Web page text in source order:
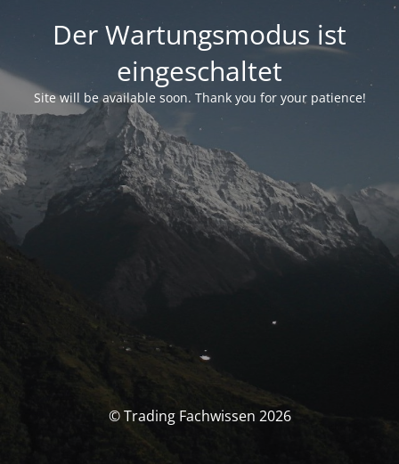
Der Wartungsmodus ist
eingeschaltet
Site will be available soon. Thank you for your patience!
© Trading Fachwissen 2026